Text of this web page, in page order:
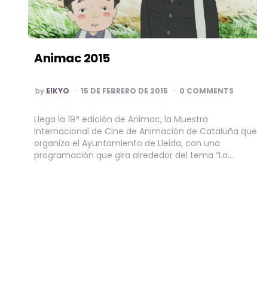
Animac 2015
POSTED
BY
by EIKYO 15 DE FEBRERO DE 2015 0 COMMENTS
Llega la 19ª edición de Animac, la Muestra
Internacional de Cine de Animación de Cataluña que
organiza el Ayuntamiento de Lleida, con una
programación que gira alrededor del tema “La…